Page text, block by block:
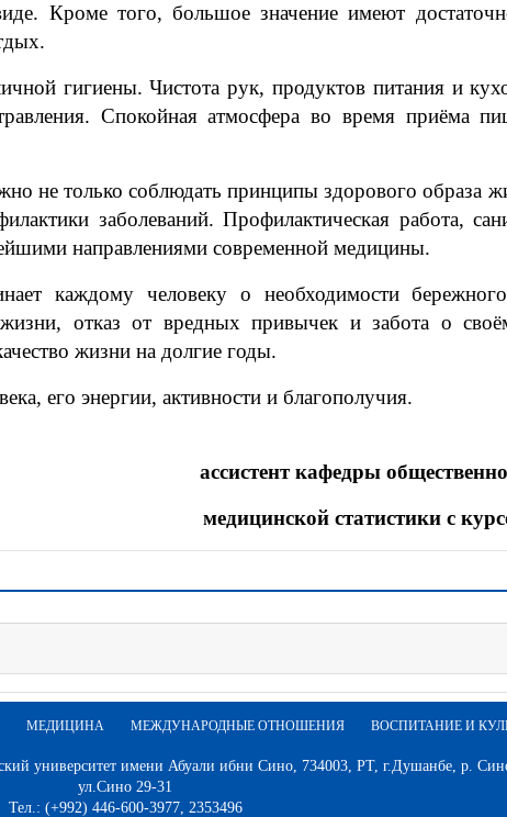
Кроме того, большое значение имеют
гигиены. Чистота рук, продуктов питания и
Спокойная атмосфера во время приёма
не только соблюдать принципы здорового образа
заболеваний. Профилактическая работа,
направлениями современной медицины.
каждому человеку о необходимости
отказ от вредных привычек и забота о
жизни на долгие годы.
его энергии, активности и благополучия.
ассистент кафедры
медицинской статистики с
МЕДИЦИНА МЕЖДУНАРОДНЫЕ ОТНОШЕНИЯ ВОСПИТАНИЕ И
университет имени Абуали ибни Сино, 734003, РТ, г.Душанбе, р.
ул.Сино 29-31
Тел.: (+992) 446-600-3977, 2353496